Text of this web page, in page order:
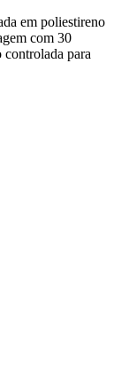
em poliestireno
com 30
para